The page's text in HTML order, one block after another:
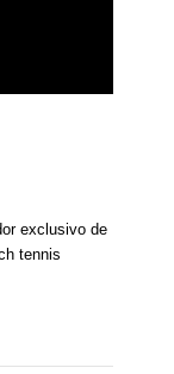
exclusivo de
tennis